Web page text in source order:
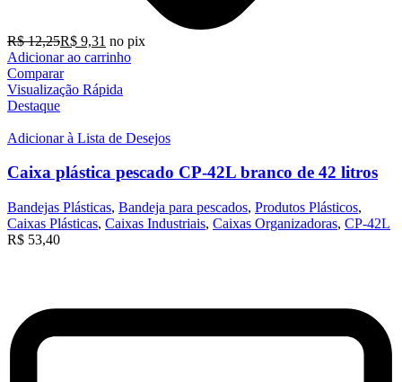
R$12,25R$ 9,31 no pix
Adicionar ao carrinho
Comparar
Visualização Rápida
Destaque
Adicionar à Lista de Desejos
Caixa plástica pescado CP-42L branco de 42 litros
Bandejas Plásticas, Bandeja para pescados, Produtos Plásticos,
Caixas Plásticas, Caixas Industriais, Caixas Organizadoras, CP-42L
R$ 53,40